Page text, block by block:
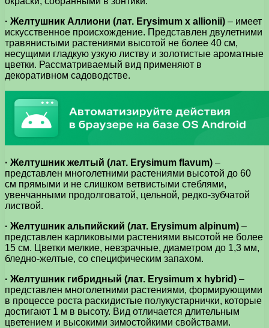
· Желтушник Аллиони (лат. Erysimum х allionii) – имеет
искусственное происхождение. Представлен двулетними
травянистыми растениями высотой не более 40 см,
несущими гладкую узкую листву и золотистые ароматные
цветки. Рассматриваемый вид применяют в
декоративном садоводстве.
· Желтушник желтый (лат. Erysimum flavum) –
представлен многолетними растениями высотой до 60
см прямыми и не слишком ветвистыми стеблями,
увенчанными продолговатой, цельной, редко-зубчатой
листвой.
· Желтушник альпийский (лат. Erysimum alpinum) –
представлен карликовыми растениями высотой не более
15 см. Цветки мелкие, невзрачные, диаметром до 1,3 мм,
бледно-желтые, со специфическим запахом.
· Желтушник гибридный (лат. Erysimum х hybrid) –
представлен многолетними растениями, формирующими
в процессе роста раскидистые полукустарнички, которые
достигают 1 м в высоту. Вид отличается длительным
цветением и высокими зимостойкими свойствами.